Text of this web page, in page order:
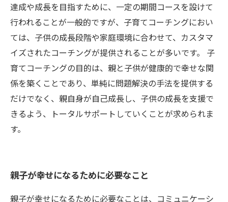
達成や成長を目指すために、一定の期間コースを設けて
行われることが一般的ですが、子育てコーチングにおい
ては、子供の成長段階や家庭環境に合わせて、カスタマ
イズされたコーチングが提供されることが多いです。 子
育てコーチングの目的は、親と子供が健康的で幸せな関
係を築くことであり、単純に問題解決の手法を提供する
だけでなく、親自身が自己成長し、子供の成長を支援で
きるよう、トータルサポートしていくことが求められま
す。
親子が幸せになるために必要なこと
親子が幸せになるために必要なことは、コミュニケーシ